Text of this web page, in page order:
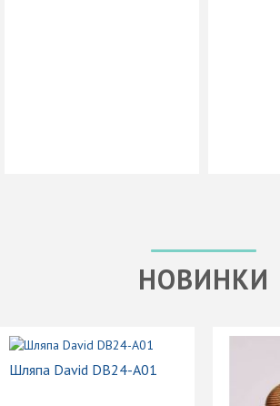
НОВИНКИ
Шляпа David DB24-A01